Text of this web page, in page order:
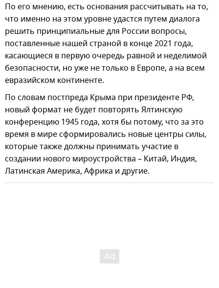
По его мнению, есть основания рассчитывать на то,
что именно на этом уровне удастся путем диалога
решить принципиальные для России вопросы,
поставленные нашей страной в конце 2021 года,
касающиеся в первую очередь равной и неделимой
безопасности, но уже не только в Европе, а на всем
евразийском континенте.
По словам постпреда Крыма при президенте РФ,
новый формат не будет повторять Ялтинскую
конференцию 1945 года, хотя бы потому, что за это
время в мире сформировались новые центры силы,
которые также должны принимать участие в
создании нового мироустройства – Китай, Индия,
Латинская Америка, Африка и другие.